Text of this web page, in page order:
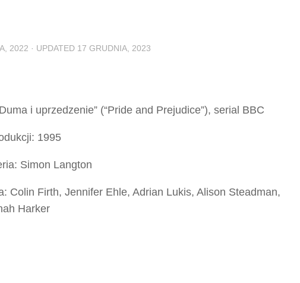
2022 · UPDATED 17 GRUDNIA, 2023
i uprzedzenie” (“Pride and Prejudice”), serial BBC
1995
Simon Langton
Colin Firth, Jennifer Ehle, Adrian Lukis, Alison Steadman,
Harker